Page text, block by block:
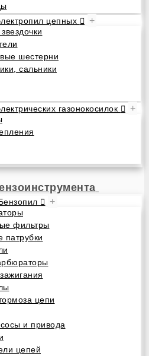
цепных
+
шестерни
сальники
газонокосилок
+
+
фильтры
патрубки
цепи
и привода
цепей